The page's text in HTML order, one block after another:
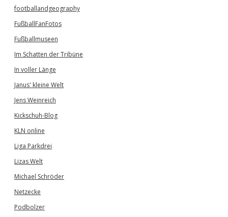
footballandgeography
FußballFanFotos
Fußballmuseen
Im Schatten der Tribüne
In voller Länge
Janus' kleine Welt
Jens Weinreich
Kickschuh-Blog
KLN online
Liga Parkdrei
Lizas Welt
Michael Schröder
Netzecke
Podbolzer